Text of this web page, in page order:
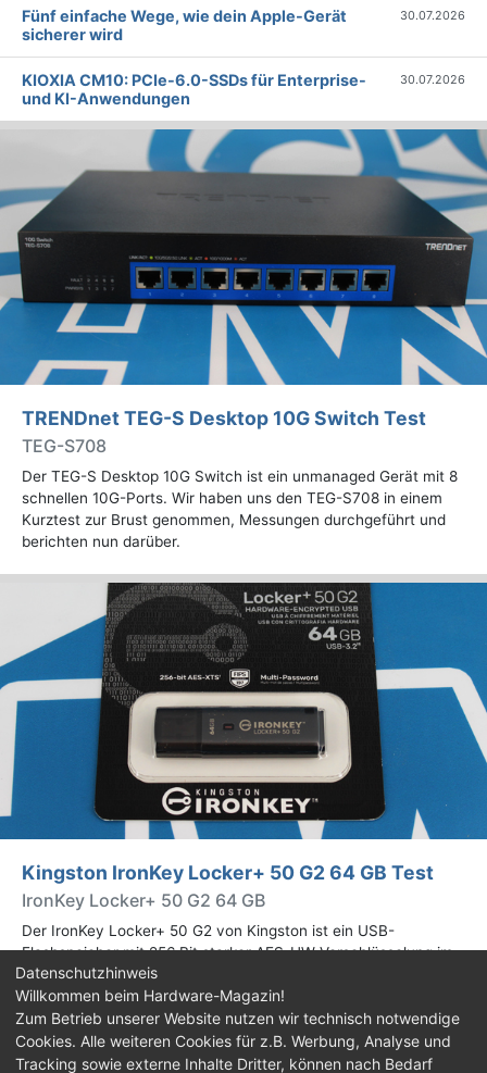
Fünf einfache Wege, wie dein Apple-Gerät
sicherer wird
30.07.2026
KIOXIA CM10: PCIe-6.0-SSDs für Enterprise-
und KI-Anwendungen
30.07.2026
TRENDnet TEG-S Desktop 10G Switch Test
TEG-S708
Der TEG-S Desktop 10G Switch ist ein unmanaged Gerät mit 8
schnellen 10G-Ports. Wir haben uns den TEG-S708 in einem
Kurztest zur Brust genommen, Messungen durchgeführt und
berichten nun darüber.
Kingston IronKey Locker+ 50 G2 64 GB Test
IronKey Locker+ 50 G2 64 GB
Der IronKey Locker+ 50 G2 von Kingston ist ein USB-
Flashspeicher mit 256 Bit starker AES-HW-Verschlüsselung im
XTS-Modus. Wir haben das 64-GB-Modell im Praxistest
genauer begutachtet.
Impressum| Kontakt |Jobs |Datenschutz |
Datenschutzhinweis
Willkommen beim Hardware-Magazin!
Zum Betrieb unserer Website nutzen wir technisch notwendige
Cookies. Alle weiteren Cookies für z.B. Werbung, Analyse und
Tracking sowie externe Inhalte Dritter, können nach Bedarf